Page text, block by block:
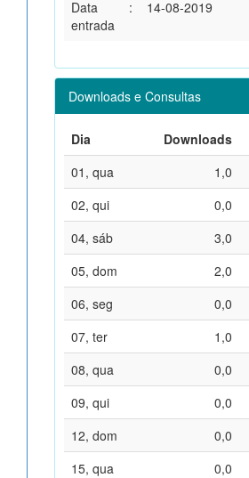
Data
entrada
: 14-08-2019
Downloads e Consultas
Dia Downloads
01, qua
1,0
02, qui
0,0
04, sáb
3,0
05, dom
2,0
06, seg
0,0
07, ter
1,0
08, qua
0,0
09, qui
0,0
12, dom
0,0
15, qua
0,0